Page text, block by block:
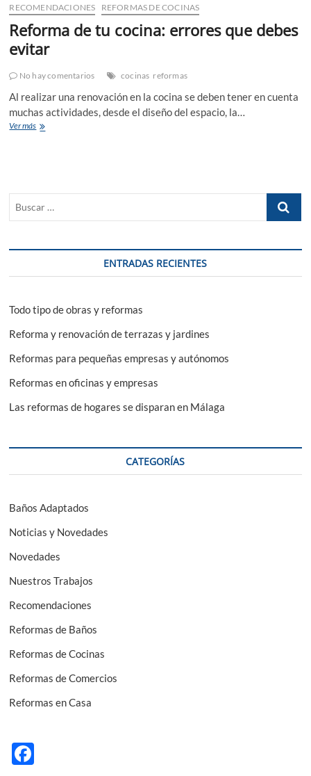
sin
abandonar
el
RECOMENDACIONES REFORMAS DE COCINAS
Reforma de tu cocina: errores que debes
evitar
No hay comentarios cocinas reformas
Al realizar una renovación en la cocina se deben tener en cuenta
muchas actividades, desde el diseño del espacio, la…
Ver másReforma
evitar
Buscar
ENTRADAS RECIENTES
Todo tipo de obras y reformas
Reforma y renovación de terrazas y jardines
Reformas para pequeñas empresas y autónomos
Reformas en oficinas y empresas
Las reformas de hogares se disparan en Málaga
CATEGORÍAS
Baños Adaptados
Noticias y Novedades
Novedades
Nuestros Trabajos
Recomendaciones
Reformas de Baños
Reformas de Cocinas
Reformas de Comercios
Reformas en Casa